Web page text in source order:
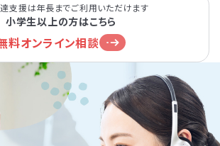
支援は年長までご利用いただけます
小学生以上の方はこちら
料オンライン相談